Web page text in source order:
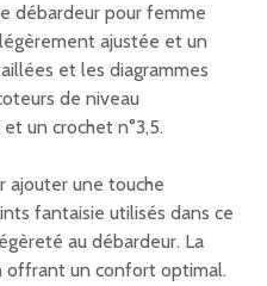
débardeur pour femme
ajustée et un
et les diagrammes
de niveau
un crochet n°3,5.
ajouter une touche
fantaisie utilisés dans ce
au débardeur. La
offrant un confort optimal.